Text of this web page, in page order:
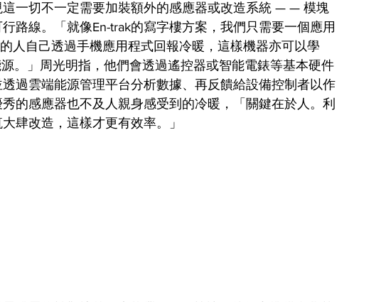
一切不一定需要加裝額外的感應器或改造系統 — — 模塊
路線。「就像En-trak的寫字樓方案，我們只需要一個應用
人自己透過手機應用程式回報冷暖，這樣機器亦可以學
。」周光明指，他們會透過遙控器或智能電錶等基本硬件
過雲端能源管理平台分析數據、再反饋給設備控制者以作
的感應器也不及人親身感受到的冷暖，「關鍵在於人。利
肆改造，這樣才更有效率。」